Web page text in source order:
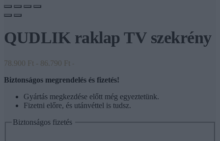
QUDLIK raklap TV szekrény
78.900 Ft - 86.790 Ft -
Biztonságos megrendelés és fizetés!
Gyártás megkezdése előtt még egyeztetünk.
Fizetni előre, és utánvéttel is tudsz.
Biztonságos fizetés